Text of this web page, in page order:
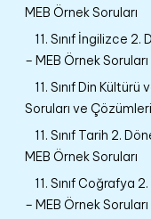
MEB Örnek Soruları
11. Sınıf İngilizce
– MEB Örnek Soruları
11. Sınıf Din
Soruları ve
11. Sınıf Tarih 2.
MEB Örnek Soruları
11. Sınıf Coğrafya
– MEB Örnek Soruları